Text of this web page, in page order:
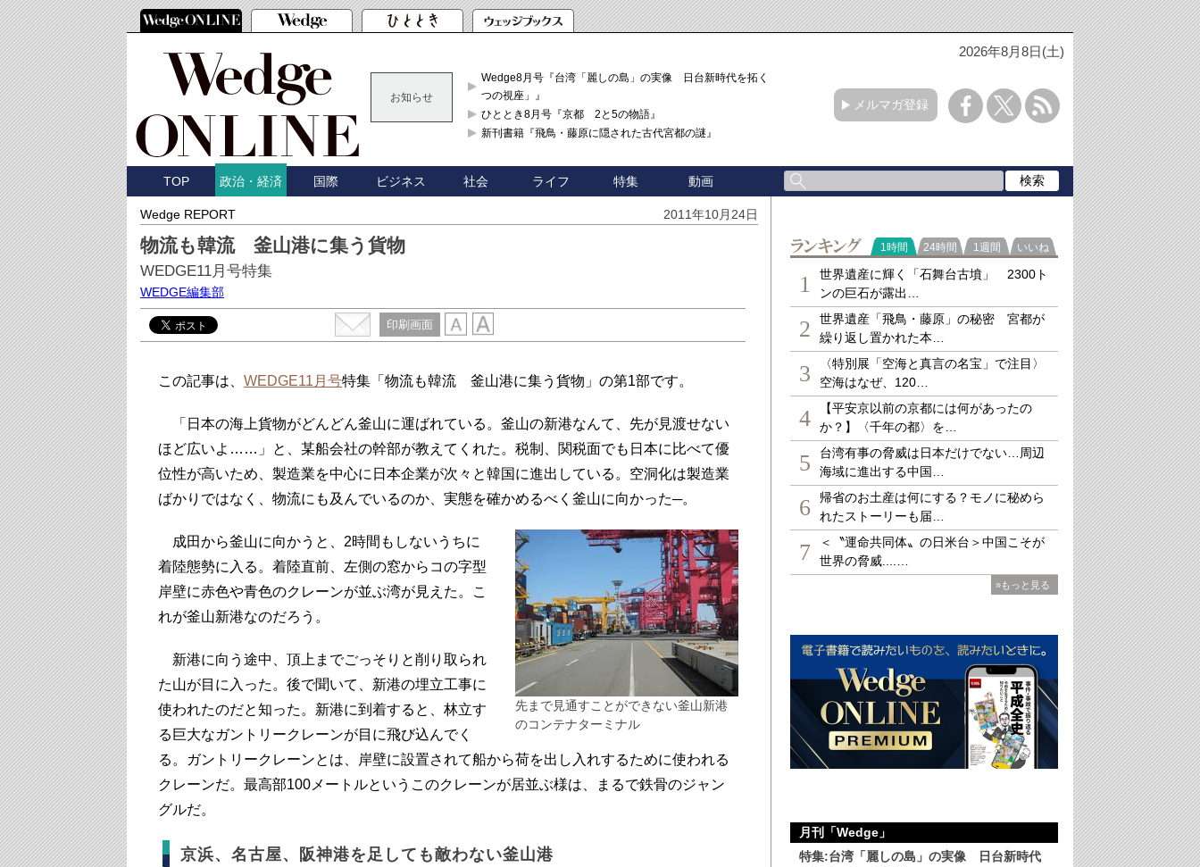
2026年8月8日(土)
お知らせ
Wedge8月号『台湾「麗しの島」の実像 日台新時代を拓く「3
つの視座」』
ひととき8月号『京都 2と5の物語』
新刊書籍『飛鳥・藤原に隠された古代宮都の謎』
メルマガ登録
TOP 政治・経済 国際 ビジネス 社会 ライフ 特集 動画
Wedge REPORT 2011年10月24日
物流も韓流 釜山港に集う貨物
WEDGE11月号特集
WEDGE編集部
印刷画面
この記事は、 WEDGE11月号特集「物流も韓流 釜山港に集う貨物」の第1部です。
「日本の海上貨物がどんどん釜山に運ばれている。釜山の新港なんて、先が見渡せない
ほど広いよ……」と、某船会社の幹部が教えてくれた。税制、関税面でも日本に比べて優
位性が高いため、製造業を中心に日本企業が次々と韓国に進出している。空洞化は製造業
ばかりではなく、物流にも及んでいるのか、実態を確かめるべく釜山に向かった─。
先まで見通すことができない釜山新港
のコンテナターミナル
成田から釜山に向かうと、2時間もしないうちに
着陸態勢に入る。着陸直前、左側の窓からコの字型
岸壁に赤色や青色のクレーンが並ぶ湾が見えた。こ
れが釜山新港なのだろう。
新港に向う途中、頂上までごっそりと削り取られ
た山が目に入った。後で聞いて、新港の埋立工事に
使われたのだと知った。新港に到着すると、林立す
る巨大なガントリークレーンが目に飛び込んでく
る。ガントリークレーンとは、岸壁に設置されて船から荷を出し入れするために使われる
クレーンだ。最高部100メートルというこのクレーンが居並ぶ様は、まるで鉄骨のジャン
グルだ。
京浜、名古屋、阪神港を足しても敵わない釜山港
ランキング
1時間 24時間 1週間 いいね
1
世界遺産に輝く「石舞台古墳」 2300ト
ンの巨石が露出…
2
世界遺産「飛鳥・藤原」の秘密 宮都が
繰り返し置かれた本…
3
〈特別展「空海と真言の名宝」で注目〉
空海はなぜ、120…
4
【平安京以前の京都には何があったの
か？】〈千年の都〉を…
5
台湾有事の脅威は日本だけでない…周辺
海域に進出する中国…
6
帰省のお土産は何にする？モノに秘めら
れたストーリーも届…
7
＜〝運命共同体〟の日米台＞中国こそが
世界の脅威....…
»もっと見る
月刊「Wedge」
特集:台湾「麗しの島」の実像 日台新時代